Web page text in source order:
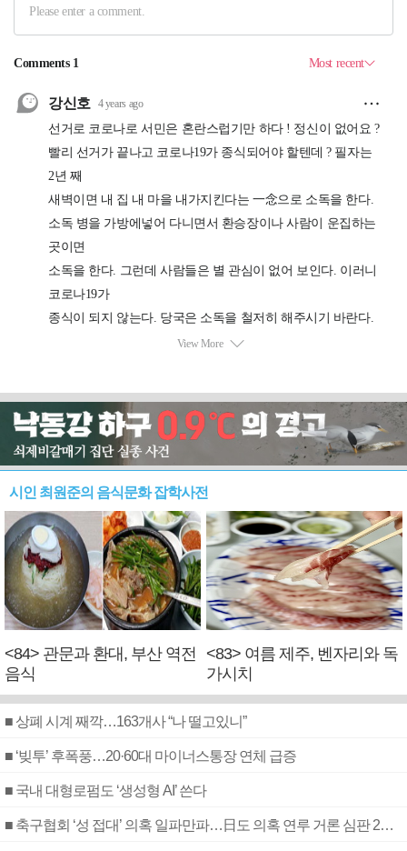
시인 최원준의 음식문화 잡학사전
<84> 관문과 환대, 부산 역전
음식
<83> 여름 제주, 벤자리와 독
가시치
■ 상폐 시계 째깍…163개사 “나 떨고있니”
■ ‘빚투’ 후폭풍…20·60대 마이너스통장 연체 급증
■ 국내 대형로펌도 ‘생성형 AI’ 쓴다
■ 축구협회 ‘성 접대’ 의혹 일파만파…日도 의혹 연루 거론 심판 2명 조사